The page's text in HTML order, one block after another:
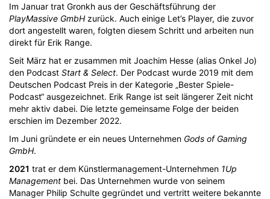
Im Januar trat Gronkh aus der Geschäftsführung der
PlayMassive GmbH zurück. Auch einige Let’s Player, die zuvor
dort angestellt waren, folgten diesem Schritt und arbeiten nun
direkt für Erik Range.
Seit März hat er zusammen mit Joachim Hesse (alias Onkel Jo)
den Podcast Start & Select. Der Podcast wurde 2019 mit dem
Deutschen Podcast Preis in der Kategorie „Bester Spiele-
Podcast“ ausgezeichnet. Erik Range ist seit längerer Zeit nicht
mehr aktiv dabei. Die letzte gemeinsame Folge der beiden
erschien im Dezember 2022.
Im Juni gründete er ein neues Unternehmen Gods of Gaming
GmbH.
2021 trat er dem Künstlermanagement-Unternehmen 1Up
Management bei. Das Unternehmen wurde von seinem
Manager Philip Schulte gegründet und vertritt weitere bekannte